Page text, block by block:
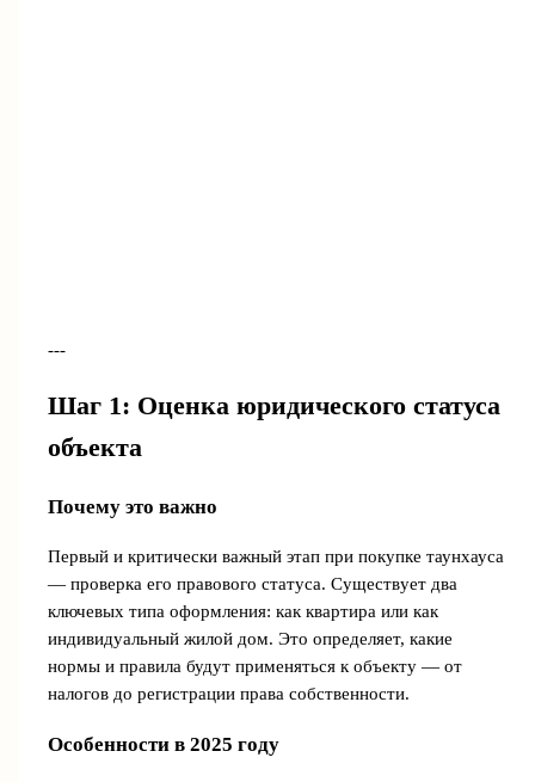
---
Шаг 1: Оценка юридического статуса
объекта
Почему это важно
Первый и критически важный этап при покупке таунхауса
— проверка его правового статуса. Существует два
ключевых типа оформления: как квартира или как
индивидуальный жилой дом. Это определяет, какие
нормы и правила будут применяться к объекту — от
налогов до регистрации права собственности.
Особенности в 2025 году